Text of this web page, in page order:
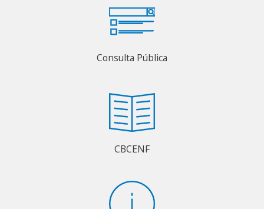
Consulta Pública
CBCENF